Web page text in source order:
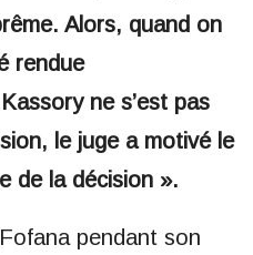
Alors, quand on
rendue
ne s’est pas
le juge a motivé le
de la décision ».
pendant son